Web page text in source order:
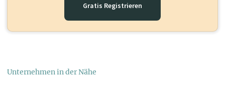
Gratis Registrieren
Unternehmen in der Nähe